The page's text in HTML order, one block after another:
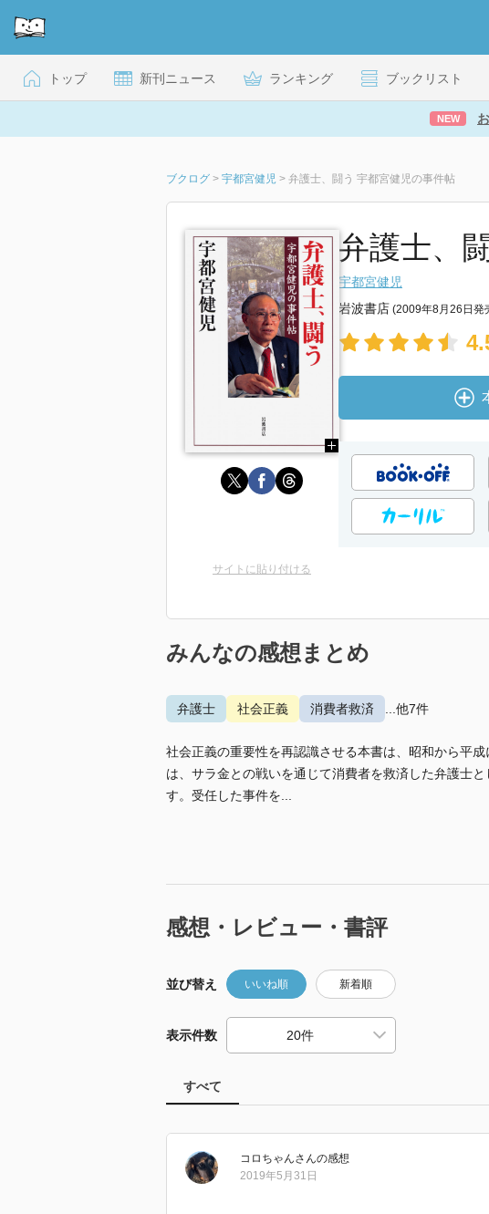
トップ 新刊ニュース ランキング ブックリスト
NEW
ブクログ > 宇都宮健児 > 弁護士、闘う 宇都宮健児の事件帖
弁護士、
宇都宮健児
岩波書店 (2009年8月26日発
サイトに貼り付ける
みんなの感想まとめ
弁護士 社会正義 消費者救済 ...他7件
社会正義の重要性を再認識させる本書は、昭和から平
は、サラ金との戦いを通じて消費者を救済した弁護士
す。受任した事件を...
感想・レビュー・書評
並び替え いいね順 新着順
表示件数
すべて
コロちゃんさんの感想
2019年5月31日